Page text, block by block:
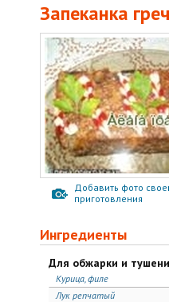
Запеканка
Добавить фото
приготовления
Ингредиенты
Для обжарки и
Курица, филе
Лук репчатый